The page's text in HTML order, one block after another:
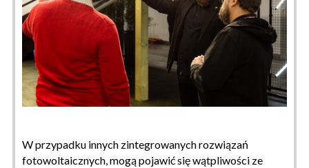
W przypadku innych zintegrowanych rozwiązań
fotowoltaicznych, mogą pojawić się wątpliwości ze